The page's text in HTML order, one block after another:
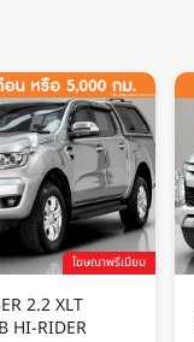
โฆษณาพรีเมียม
2.2 XLT
HI-RIDER